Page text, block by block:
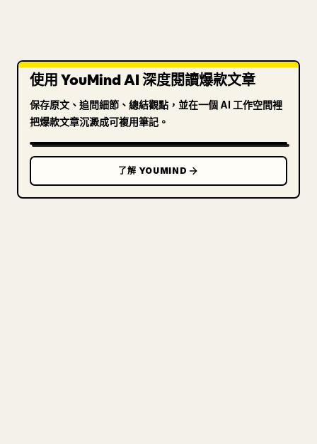
使用 YouMind AI 深度閱讀爆款文章
保存原文、追問細節、總結觀點，並在一個 AI 工作空間裡
把爆款文章沉澱成可複用筆記。
了解 YOUMIND